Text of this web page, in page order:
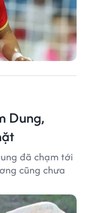
Dung,
đã chạm tới
cũng chưa